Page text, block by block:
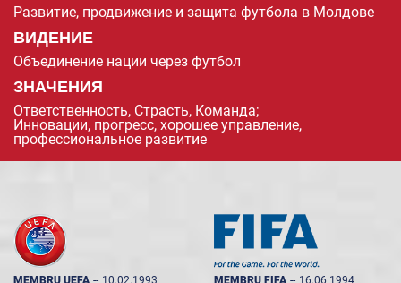
Развитие, продвижение и защита футбола в Молдове
ВИДЕНИЕ
Объединение нации через футбол
ЗНАЧЕНИЯ
Ответственность, Страсть, Команда;
Инновации, прогресс, хорошее управление,
профессиональное развитие